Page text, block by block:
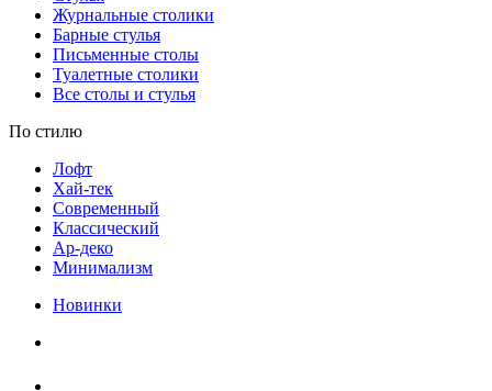
Журнальные столики
Барные стулья
Письменные столы
Туалетные столики